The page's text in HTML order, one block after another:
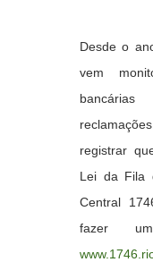
Desde o
vem
registrar
Lei da Fila
Central
fazer